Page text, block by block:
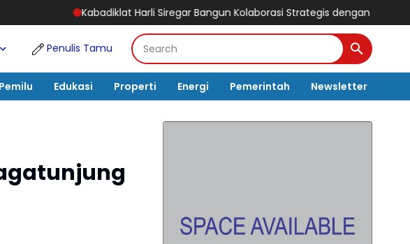
Harli Siregar Bangun Kolaborasi Strategis dengan UI, Siapkan MoU Tridharma
Penulis Tamu
Pemilu Edukasi Properti Energi Pemerintah Newsletter